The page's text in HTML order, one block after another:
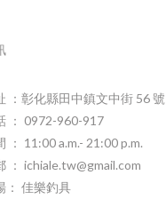
：彰化縣田中鎮文中街 56 號
： 0972-960-917
： 11:00 a.m.- 21:00 p.m.
： ichiale.tw@gmail.com
： 佳樂釣具